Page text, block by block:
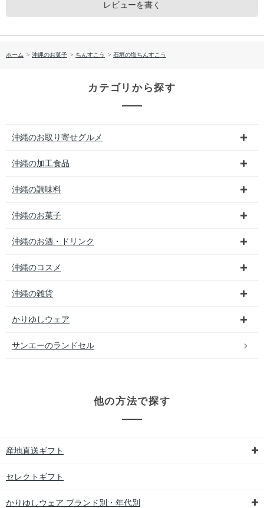
レビューを書く
ホーム > 沖縄のお菓子 > ちんすこう > 石垣の塩ちんすこう
カテゴリから探す
沖縄のお取り寄せグルメ
沖縄の加工食品
沖縄の調味料
沖縄のお菓子
沖縄のお酒・ドリンク
沖縄のコスメ
沖縄の雑貨
かりゆしウェア
サンエーのランドセル
他の方法で探す
産地直送ギフト
セレクトギフト
かりゆしウェア ブランド別・年代別